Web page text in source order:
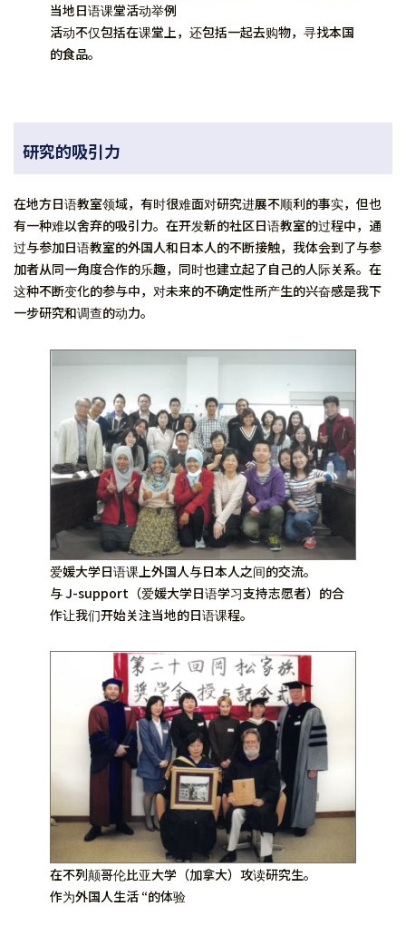
当地日语课堂活动举例
活动不仅包括在课堂上，还包括一起去购物，寻找本国
的食品。
研究的吸引力
在地方日语教室领域，有时很难面对研究进展不顺利的事实，但也
有一种难以舍弃的吸引力。在开发新的社区日语教室的过程中，通
过与参加日语教室的外国人和日本人的不断接触，我体会到了与参
加者从同一角度合作的乐趣，同时也建立起了自己的人际关系。在
这种不断变化的参与中，对未来的不确定性所产生的兴奋感是我下
一步研究和调查的动力。
爱媛大学日语课上外国人与日本人之间的交流。
与 J-support（爱媛大学日语学习支持志愿者）的合
作让我们开始关注当地的日语课程。
在不列颠哥伦比亚大学（加拿大）攻读研究生。
作为外国人生活 “的体验